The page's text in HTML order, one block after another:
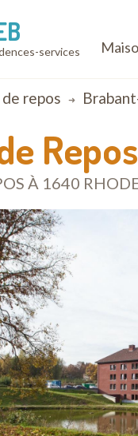
services
repos
À 1640